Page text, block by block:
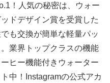
！
人気の秘密は、ウォー
ドデザイン賞を受賞した
も交換が簡単な軽量パッ
業界トップクラスの機能
ヒー機能付きウォーター
中！Instagramの公式アカ